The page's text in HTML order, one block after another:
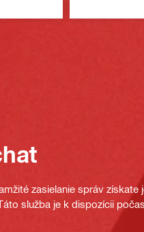
zasielanie správ
služba je k dispozícii